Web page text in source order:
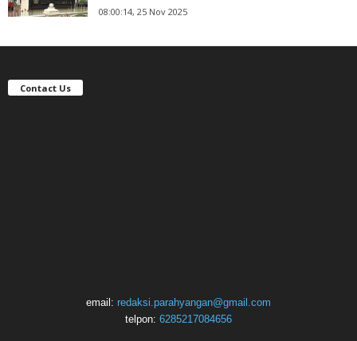
08:00:14, 25 Nov 2025
Contact Us
email: redaksi.parahyangan@gmail.com
telpon: 6285217084656